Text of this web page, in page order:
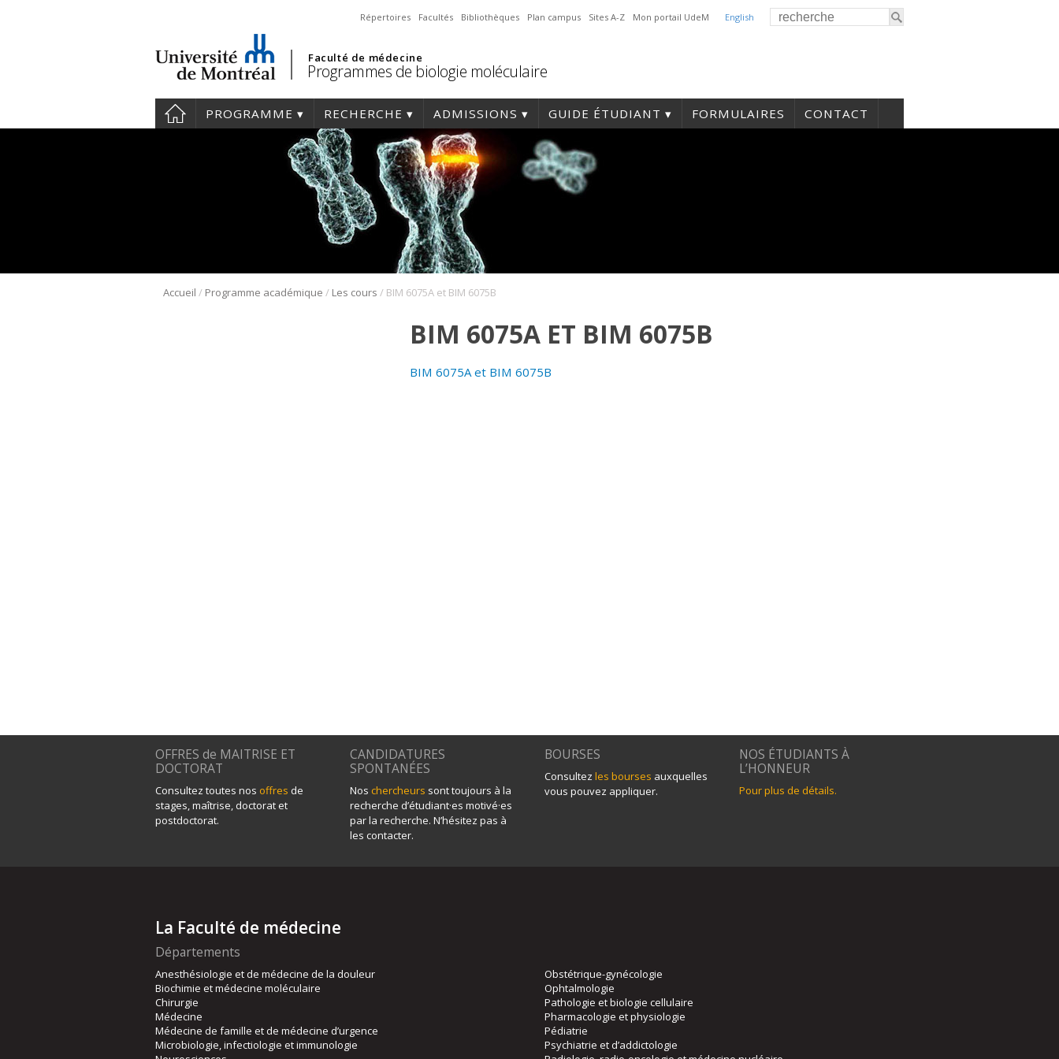
English
Répertoires Facultés Bibliothèques Plan campus Sites A-Z Mon portail UdeM
Faculté de médecine
Programmes de biologie moléculaire
PROGRAMME RECHERCHE ADMISSIONS GUIDE ÉTUDIANT FORMULAIRES CONTACT
Accueil / Programme académique / Les cours / BIM 6075A et BIM 6075B
BIM 6075A ET BIM 6075B
BIM 6075A et BIM 6075B
OFFRES de MAITRISE ET
DOCTORAT
Consultez toutes nos offres de
stages, maîtrise, doctorat et
postdoctorat.
CANDIDATURES
SPONTANÉES
Nos chercheurs sont toujours à la
recherche d’étudiant·es motivé·es
par la recherche. N’hésitez pas à
les contacter.
BOURSES
Consultez les bourses auxquelles
vous pouvez appliquer.
NOS ÉTUDIANTS À
L’HONNEUR
Pour plus de détails.
La Faculté de médecine
Départements
Anesthésiologie et de médecine de la douleur
Biochimie et médecine moléculaire
Chirurgie
Médecine
Médecine de famille et de médecine d’urgence
Microbiologie, infectiologie et immunologie
Obstétrique-gynécologie
Ophtalmologie
Pathologie et biologie cellulaire
Pharmacologie et physiologie
Pédiatrie
Psychiatrie et d’addictologie